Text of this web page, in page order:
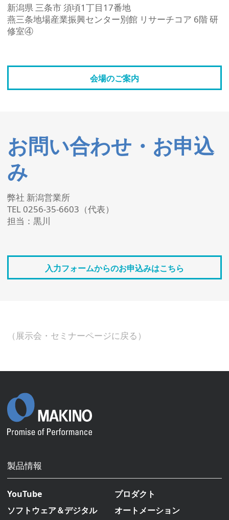
新潟県 三条市 須頃1丁目17番地
燕三条地場産業振興センター別館 リサーチコア 6階 研
修室④
会場のご案内
お問い合わせ・お申込
み
弊社 新潟営業所
TEL 0256-35-6603（代表）
担当：黒川
入力フォームからのお申込みはこちら
（展示会・セミナーページに戻る）
製品情報
YouTube
プロダクト
ソフトウェア＆デジタル
オートメーション